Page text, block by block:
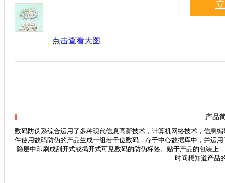
点击查看大图
产品
数码防伪系综合运用了多种现代信息高新技术，计算机网络技术，信息
件使用数码防伪的产品生成一组若干位数码，存于中心数据库中，并运
隐层中印刷成刮开式或揭开式可见数码的防伪标签。贴于产品的包装
时间想知道产品